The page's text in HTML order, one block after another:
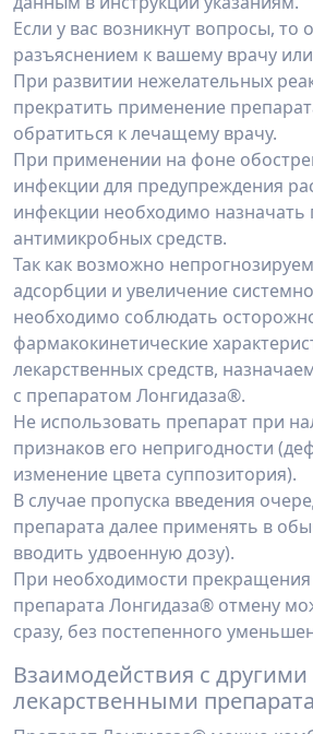
Если у вас возникнут вопросы, то
разъяснением к вашему врачу
При развитии нежелательных
прекратить применение
обратиться к лечащему врачу.
При применении на фоне
инфекции для предупреждения
инфекции необходимо
антимикробных средств.
Так как возможно
адсорбции и увеличение
необходимо соблюдать
фармакокинетические
лекарственных средств,
с препаратом Лонгида­за®.
Не использовать препарат при
признаков его непригодности
изменение цвета суппозитория).
В случае пропуска введения
препарата далее применять в
вводить удвоенную дозу).
При необходимости
препарата Лонгидаза® отмену
сразу, без постепенного
Взаимодействия с другими
лекарственными